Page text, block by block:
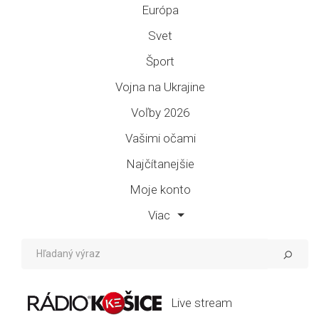
Európa
Svet
Šport
Vojna na Ukrajine
Voľby 2026
Vašimi očami
Najčítanejšie
Moje konto
Viac
Live stream